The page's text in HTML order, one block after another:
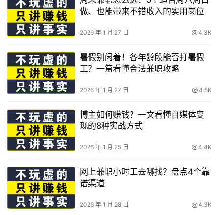
做、也能带来不错收入的实用岗位
2026 年 1 月 27 日 4.3K
暑假别闲着！各年龄段能否打暑假
工？一篇看懂合法兼职攻略
2026 年 1 月 27 日 4.5K
博主如何赚钱？一文看懂自媒体变
现的8种实战方式
2026 年 1 月 25 日 4.4K
网上兼职小时工去哪找？盘点4个靠
谱渠道
2026 年 1 月 28 日 4.3K